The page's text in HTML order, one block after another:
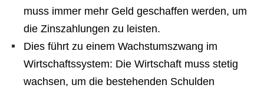
muss immer mehr Geld geschaffen werden, um
die Zinszahlungen zu leisten.
Dies führt zu einem Wachstumszwang im
Wirtschaftssystem: Die Wirtschaft muss stetig
wachsen, um die bestehenden Schulden